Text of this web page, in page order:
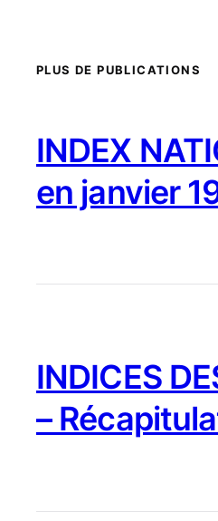
PLUS DE PUBLICATIONS
INDEX
en janvier
INDICES
–